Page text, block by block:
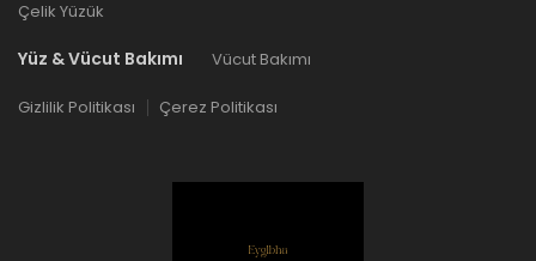
Çelik Yüzük
Yüz & Vücut Bakımı Vücut Bakımı
Gizlilik Politikası Çerez Politikası